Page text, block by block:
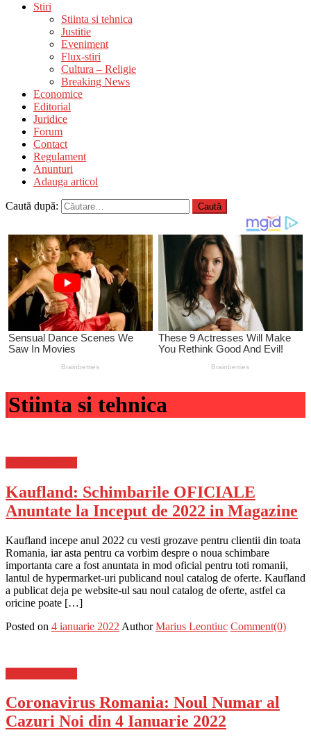
Stiri
Stiinta si tehnica
Justitie
Eveniment
Flux-stiri
Cultura – Religie
Breaking News
Economice
Editorial
Juridice
Forum
Contact
Regulament
Anunturi
Adauga articol
Caută după:
Stiinta si tehnica
Kaufland: Schimbarile OFICIALE
Anuntate la Inceput de 2022 in Magazine
Kaufland incepe anul 2022 cu vesti grozave pentru clientii din toata
Romania, iar asta pentru ca vorbim despre o noua schimbare
importanta care a fost anuntata in mod oficial pentru toti romanii,
lantul de hypermarket-uri publicand noul catalog de oferte. Kaufland
a publicat deja pe website-ul sau noul catalog de oferte, astfel ca
oricine poate […]
Posted on 4 ianuarie 2022 Author Marius Leontiuc Comment(0)
Coronavirus Romania: Noul Numar al
Cazuri Noi din 4 Ianuarie 2022